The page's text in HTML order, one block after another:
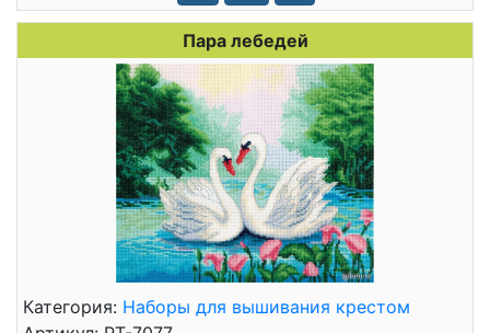
Пара лебедей
Категория: Наборы для вышивания крестом